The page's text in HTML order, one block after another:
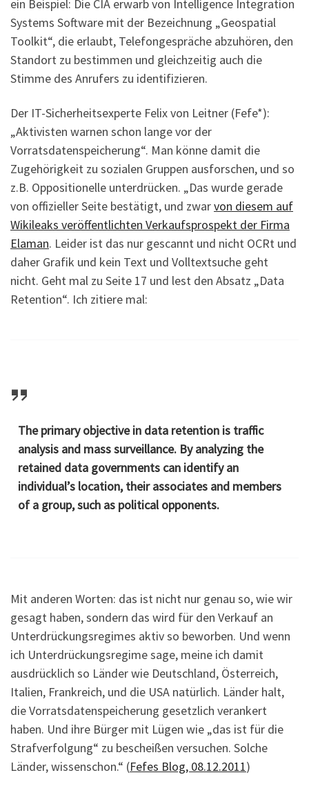
ein Beispiel: Die CIA erwarb von Intelligence Integration
Systems Software mit der Bezeichnung „Geospatial
Toolkit“, die erlaubt, Telefongespräche abzuhören, den
Standort zu bestimmen und gleichzeitig auch die
Stimme des Anrufers zu identifizieren.
Der IT-Sicherheitsexperte Felix von Leitner (Fefe*):
„Aktivisten warnen schon lange vor der
Vorratsdatenspeicherung“. Man könne damit die
Zugehörigkeit zu sozialen Gruppen ausforschen, und so
z.B. Oppositionelle unterdrücken. „Das wurde gerade
von offizieller Seite bestätigt, und zwarvon diesem auf
Wikileaks veröffentlichten Verkaufsprospekt der Firma
Elaman. Leider ist das nur gescannt und nicht OCRt und
daher Grafik und kein Text und Volltextsuche geht
nicht. Geht mal zu Seite 17 und lest den Absatz „Data
Retention“. Ich zitiere mal:
The primary objective in data retention is traffic
analysis and mass surveillance. By analyzing the
retained data governments can identify an
individual’s location, their associates and members
of a group, such as political opponents.
Mit anderen Worten: das ist nicht nur genau so, wie wir
gesagt haben, sondern das wird für den Verkauf an
Unterdrückungsregimes aktiv so beworben. Und wenn
ich Unterdrückungsregime sage, meine ich damit
ausdrücklich so Länder wie Deutschland, Österreich,
Italien, Frankreich, und die USA natürlich. Länder halt,
die Vorratsdatenspeicherung gesetzlich verankert
haben. Und ihre Bürger mit Lügen wie „das ist für die
Strafverfolgung“ zu bescheißen versuchen. Solche
Länder, wissenschon.“ (Fefes Blog, 08.12.2011)